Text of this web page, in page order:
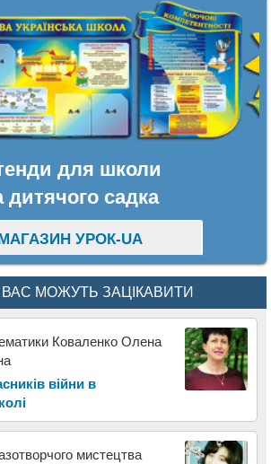
для школи
дитячого садка
МАГАЗИН УРОК-UA
МОЖУТЬ ЗАЦІКАВИТИ
Коваленко Олена
війни в
мистецтва